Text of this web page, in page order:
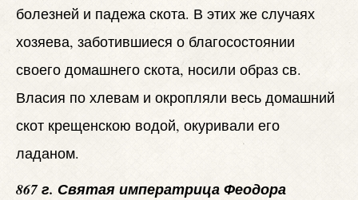
болезней и падежа скота. В этих же случаях
хозяева, заботившиеся о благосостоянии
своего домашнего скота, носили образ св.
Власия по хлевам и окропляли весь домашний
скот крещенскою водой, окуривали его
ладаном.
867 г. Святая императрица Феодора